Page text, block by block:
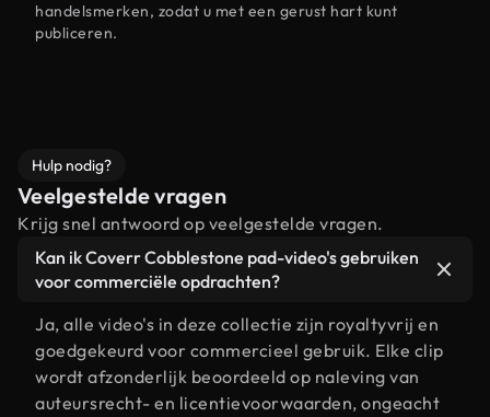
handelsmerken, zodat u met een gerust hart kunt
publiceren.
Hulp nodig?
Veelgestelde vragen
Krijg snel antwoord op veelgestelde vragen.
Kan ik Coverr Cobblestone pad-video's gebruiken
voor commerciële opdrachten?
Ja, alle video's in deze collectie zijn royaltyvrij en
goedgekeurd voor commercieel gebruik. Elke clip
wordt afzonderlijk beoordeeld op naleving van
auteursrecht- en licentievoorwaarden, ongeacht